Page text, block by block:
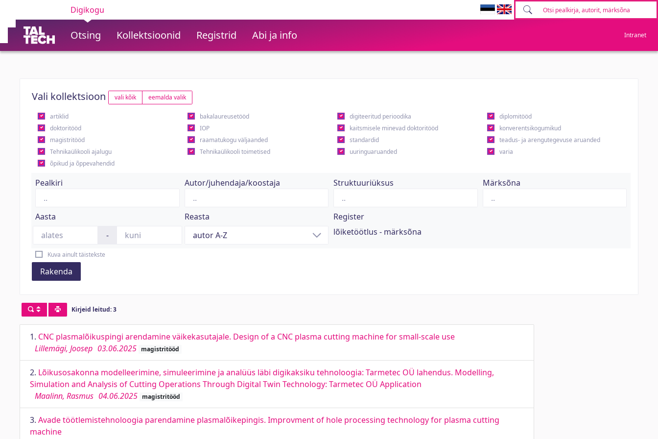
Digikogu
Otsing Kollektsioonid Registrid Abi ja info Intranet
Vali kollektsioon vali kõik eemalda valik
artiklid bakalaureusetööd digiteeritud perioodika
diplomitööd
doktoritööd
IOP kaitsmisele minevad doktoritööd
konverentsikogumikud
magistritööd
raamatukogu väljaanded standardid
teadus- ja arengutegevuse aruanded
Tehnikaülikooli ajalugu
Tehnikaülikooli toimetised uuringuaruanded
varia
õpikud ja õppevahendid
Pealkiri Autor/juhendaja/koostaja Struktuuriüksus Märksõna
Aasta
-
Reasta
Register
lõiketöötlus - märksõna
Kuva ainult täistekste
Rakenda
Kirjeid leitud: 3
1. CNC plasmalõikuspingi arendamine väikekasutajale. Design of a CNC plasma cutting machine for small-scale use
Lillemägi, Joosep 03.06.2025 magistritööd
2. Lõikusosakonna modelleerimine, simuleerimine ja analüüs läbi digikaksiku tehnoloogia: Tarmetec OÜ lahendus. Modelling,
Simulation and Analysis of Cutting Operations Through Digital Twin Technology: Tarmetec OÜ Application
Maalinn, Rasmus 04.06.2025 magistritööd
3. Avade töötlemistehnoloogia parendamine plasmalõikepingis. Improvment of hole processing technology for plasma cutting
machine